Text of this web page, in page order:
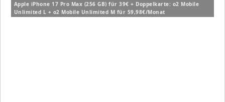
Apple iPhone 17 Pro Max (256 GB) für 39€ + Doppelkarte: o2 Mobile
Unlimited L + o2 Mobile Unlimited M für 59,98€/Monat